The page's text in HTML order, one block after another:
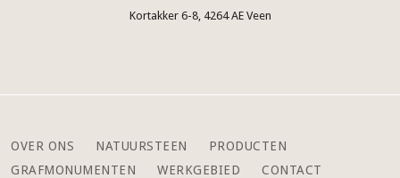
Kortakker 6-8, 4264 AE Veen
OVER ONS NATUURSTEEN
PRODUCTEN
GRAFMONUMENTEN
WERKGEBIED CONTACT